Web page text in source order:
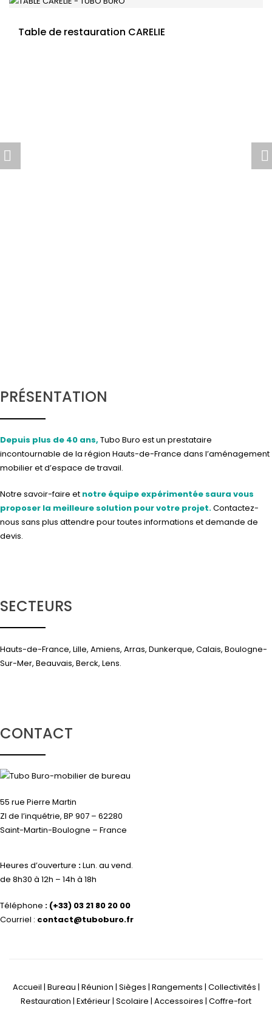
Table de restauration CARELIE
PRÉSENTATION
Depuis plus de 40 ans, Tubo Buro est un prestataire
incontournable de la région Hauts-de-France dans l’aménagement
mobilier et d’espace de travail.
Notre savoir-faire et notre équipe expérimentée saura vous
proposer la meilleure solution pour votre projet.Contactez-
nous sans plus attendre pour toutes informations et demande de
devis.
SECTEURS
Hauts-de-France, Lille, Amiens, Arras, Dunkerque, Calais, Boulogne-
Sur-Mer, Beauvais, Berck, Lens.
CONTACT
55 rue Pierre Martin
ZI de l’inquétrie, BP 907 – 62280
Saint-Martin-Boulogne – France
Heures d’ouverture :Lun. au vend.
de 8h30 à 12h – 14h à 18h
Téléphone : (+33) 03 21 80 20 00
Courriel : contact@tuboburo.fr
Accueil | Bureau | Réunion | Sièges | Rangements | Collectivités |
Restauration | Extérieur | Scolaire | Accessoires | Coffre-fort